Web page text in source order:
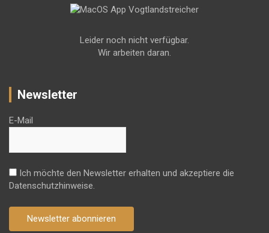
Leider noch nicht verfügbar.
Wir arbeiten daran.
Newsletter
E-Mail
Ich möchte den Newsletter erhalten und akzeptiere die
Datenschutzhinweise.
Newsletter abonnieren